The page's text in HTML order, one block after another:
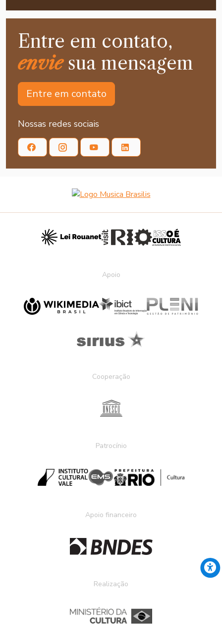
Entre em contato,
enviesua mensagem
Entre em contato
Nossas redes sociais
Apoio
Cooperação
Patrocínio
Apoio financeiro
Realização